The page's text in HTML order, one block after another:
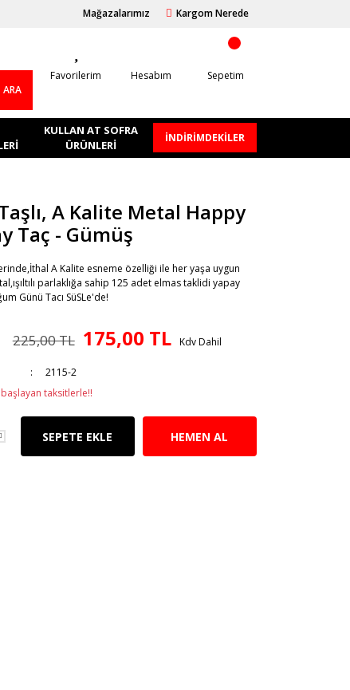
Mağazalarımız Kargom Nerede
ARA
Favorilerim Hesabım Sepetim
KULLAN AT SOFRA
ÜRÜNLERI
İNDİRİMDEKİLER
A Kalite Metal Happy
Taç - Gümüş
A Kalite esneme özelliği ile her yaşa uygun
parlaklığa sahip 125 adet elmas taklidi yapay
Günü Tacı SüSLe'de!
225,00 TL 175,00 TL Kdv Dahil
2115-2
taksitlerle!!
SEPETE EKLE HEMEN AL